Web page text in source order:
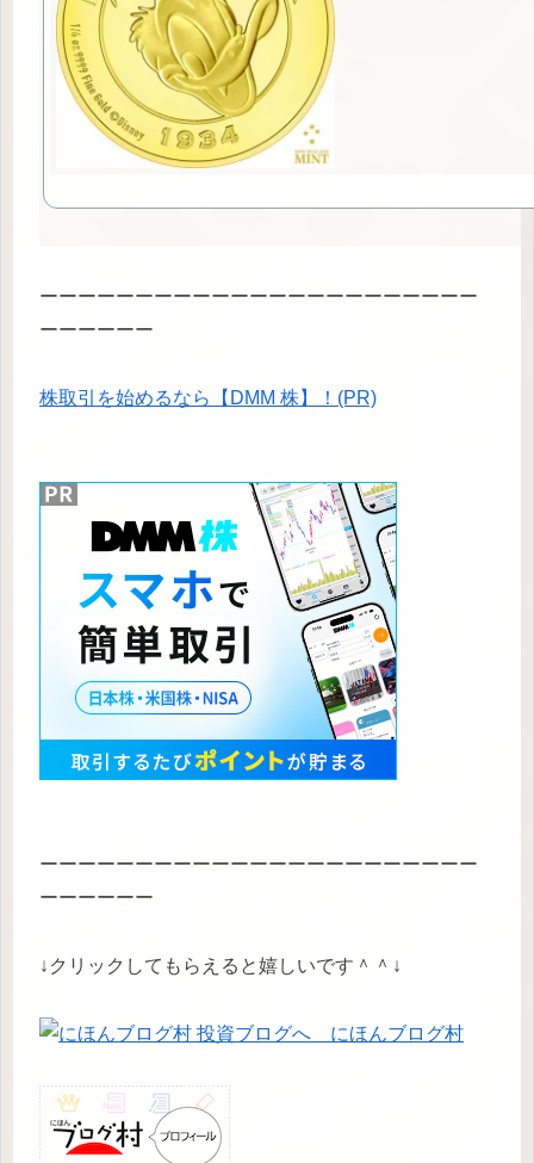
ーーーーーーーーーーーーーーーーーーーーーーー
ーーーーーー
株取引を始めるなら【DMM 株】！(PR)
ーーーーーーーーーーーーーーーーーーーーーーー
ーーーーーー
↓クリックしてもらえると嬉しいです＾＾↓
にほんブログ村